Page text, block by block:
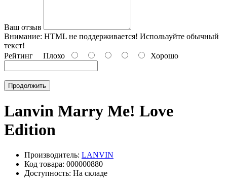
Ваш отзыв
Внимание: HTML не поддерживается! Используйте обычный
текст!
Рейтинг Плохо Хорошо
Продолжить
Lanvin Marry Me! Love
Edition
Производитель: LANVIN
Код товара: 000000880
Доступность: На складе